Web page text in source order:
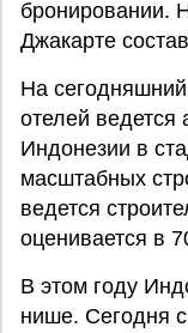
бронировании.
Джакарте
На сегодняшний
отелей ведется
Индонезии в
масштабных
ведется
оценивается в
В этом году
нише. Сегодня